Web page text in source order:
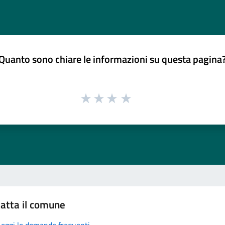
sono chiare le informazioni su questa
il comune